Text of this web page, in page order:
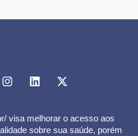
visa melhorar o acesso aos
sobre sua saúde, porém